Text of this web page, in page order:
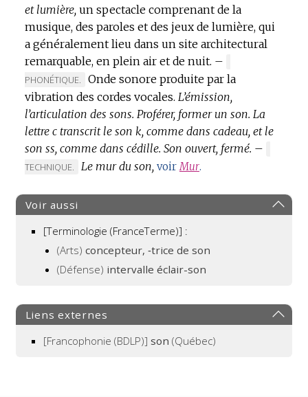
et lumière, un spectacle comprenant de la
musique, des paroles et des jeux de lumière, qui
a généralement lieu dans un site architectural
remarquable, en plein air et de nuit. –
DE
:
PHONÉTIQUE.
Onde sonore produite par la
vibration des cordes vocales. L’émission,
l’articulation des sons. Proférer, former un son. La
lettre c transcrit le son k, comme dans cadeau, et le
son ss, comme dans cédille. Son ouvert, fermé. –
TECHNIQUE. Le mur du son, voirMur.
Voir aussi
[Terminologie (FranceTerme)] :
(Arts)concepteur, ‑trice de son
(Défense) intervalle éclair-son
Liens externes
[Francophonie (BDLP)] son (Québec)